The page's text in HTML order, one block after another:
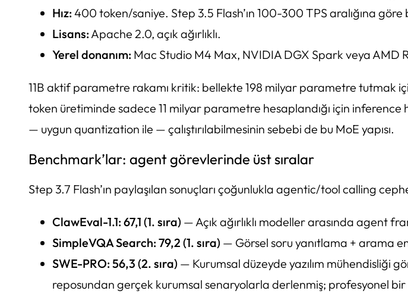
Hız:400 token/saniye. Step 3.5 Flash’ın 100-300 TPS aralığına göre
Lisans:Apache 2.0, açık ağırlıklı.
Yerel donanım: Mac Studio M4 Max, NVIDIA DGX Spark veya AMD
11B aktif parametre rakamı kritik: bellekte 198 milyar parametre tutmak
token üretiminde sadece 11 milyar parametre hesaplandığı için inference
— uygun quantization ile — çalıştırılabilmesinin sebebi de bu MoE yapısı.
Benchmark’lar: agent görevlerinde üst sıralar
Step 3.7 Flash’ın paylaşılan sonuçları çoğunlukla agentic/tool calling
ClawEval-1.1: 67,1 (1. sıra) — Açık ağırlıklı modeller arasında agent
SimpleVQA Search: 79,2 (1. sıra) — Görsel soru yanıtlama + arama
SWE-PRO: 56,3 (2. sıra) — Kurumsal düzeyde yazılım mühendisliği
reposundan gerçek kurumsal senaryolarla derlenmiş; profesyonel